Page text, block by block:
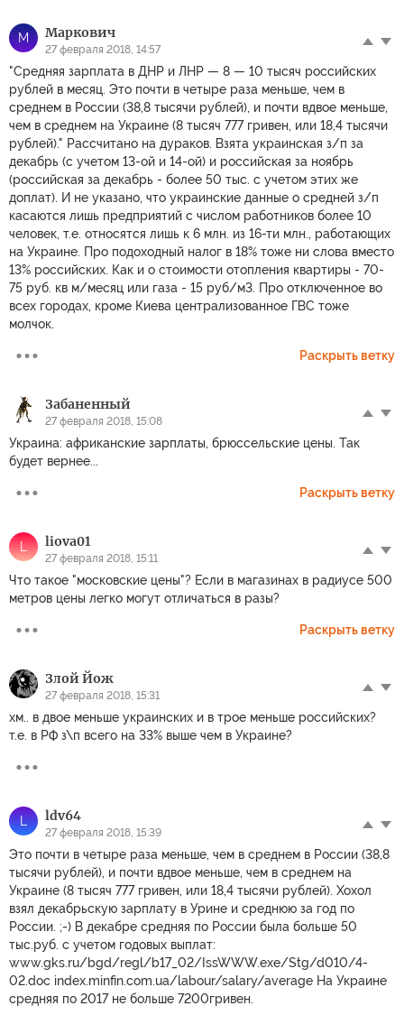
М Маркович
27 февраля 2018, 14:57
"Средняя зарплата в ДНР и ЛНР — 8 — 10 тысяч российских
рублей в месяц. Это почти в четыре раза меньше, чем в
среднем в России (38,8 тысячи рублей), и почти вдвое меньше,
чем в среднем на Украине (8 тысяч 777 гривен, или 18,4 тысячи
рублей)." Рассчитано на дураков. Взята украинская з/п за
декабрь (с учетом 13-ой и 14-ой) и российская за ноябрь
(российская за декабрь - более 50 тыс. с учетом этих же
доплат). И не указано, что украинские данные о средней з/п
касаются лишь предприятий с числом работников более 10
человек, т.е. относятся лишь к 6 млн. из 16-ти млн., работающих
на Украине. Про подоходный налог в 18% тоже ни слова вместо
13% российских. Как и о стоимости отопления квартиры - 70-
75 руб. кв м/месяц или газа - 15 руб/м3. Про отключенное во
всех городах, кроме Киева централизованное ГВС тоже
молчок.
Раскрыть ветку
Забаненный
27 февраля 2018, 15:08
Украина: африканские зарплаты, брюссельские цены. Так
будет вернее...
Раскрыть ветку
L liova01
27 февраля 2018, 15:11
Что такое "московские цены"? Если в магазинах в радиусе 500
метров цены легко могут отличаться в разы?
Раскрыть ветку
Злой Йож
27 февраля 2018, 15:31
хм.. в двое меньше украинских и в трое меньше российских?
т.е. в РФ з\п всего на 33% выше чем в Украине?
L ldv64
27 февраля 2018, 15:39
Это почти в четыре раза меньше, чем в среднем в России (38,8
тысячи рублей), и почти вдвое меньше, чем в среднем на
Украине (8 тысяч 777 гривен, или 18,4 тысячи рублей). Хохол
взял декабрьскую зарплату в Урине и среднюю за год по
России. ;-) В декабре средняя по России была больше 50
тыс.руб. с учетом годовых выплат:
www.gks.ru/bgd/regl/b17_02/IssWWW.exe/Stg/d010/4-
02.doc index.minfin.com.ua/labour/salary/average На Украине
средняя по 2017 не больше 7200гривен.